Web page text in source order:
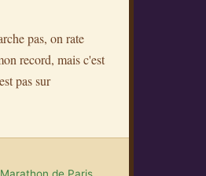
pas, on rate
record, mais c'est
pas sur